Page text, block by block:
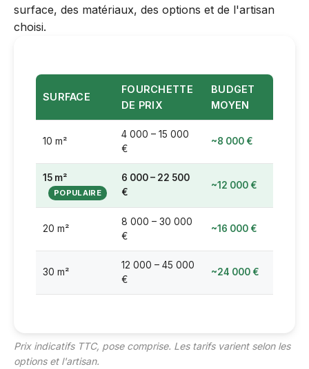
surface, des matériaux, des options et de l'artisan
choisi.
SURFACE
FOURCHETTE
DE PRIX
BUDGET
MOYEN
10 m²
4 000 – 15 000
€
~8 000 €
15 m²
6 000 – 22 500
€
~12 000 €
20 m²
8 000 – 30 000
€
~16 000 €
30 m²
12 000 – 45 000
€
~24 000 €
Prix indicatifs TTC, pose comprise. Les tarifs varient selon les
options et l'artisan.